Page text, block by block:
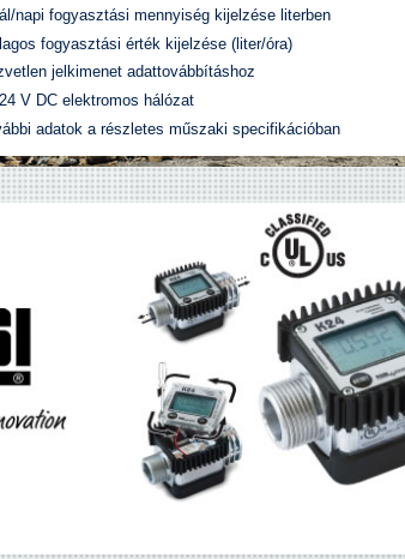
napi fogyasztási mennyiség kijelzése literben
fogyasztási érték kijelzése (liter/óra)
jelkimenet adattovábbításhoz
V DC elektromos hálózat
adatok a részletes műszaki specifikációban